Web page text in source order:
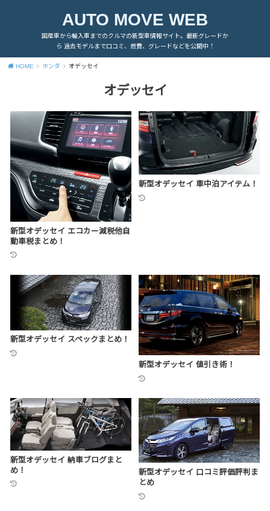
AUTO MOVE WEB
国産車から輸入車までのクルマの新型車情報サイト。最新グレードか
ら 過去モデルまで口コミ、燃費、グレードなどを公開中！
HOME ホンダ オデッセイ
オデッセイ
新型オデッセイ エコカー減税他自
動車税まとめ！
新型オデッセイ 車中泊アイテム！
新型オデッセイ スペックまとめ！
新型オデッセイ 値引き術！
新型オデッセイ 納車ブログまと
め！
新型オデッセイ 口コミ評価評判ま
とめ